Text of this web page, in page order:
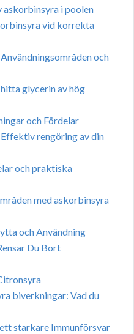
askorbinsyra i poolen
vid korrekta
och
glycerin av hög
och Fördelar
rengöring av din
och praktiska
med askorbinsyra
och Användning
Du Bort
biverkningar: Vad du
starkare Immunförsvar